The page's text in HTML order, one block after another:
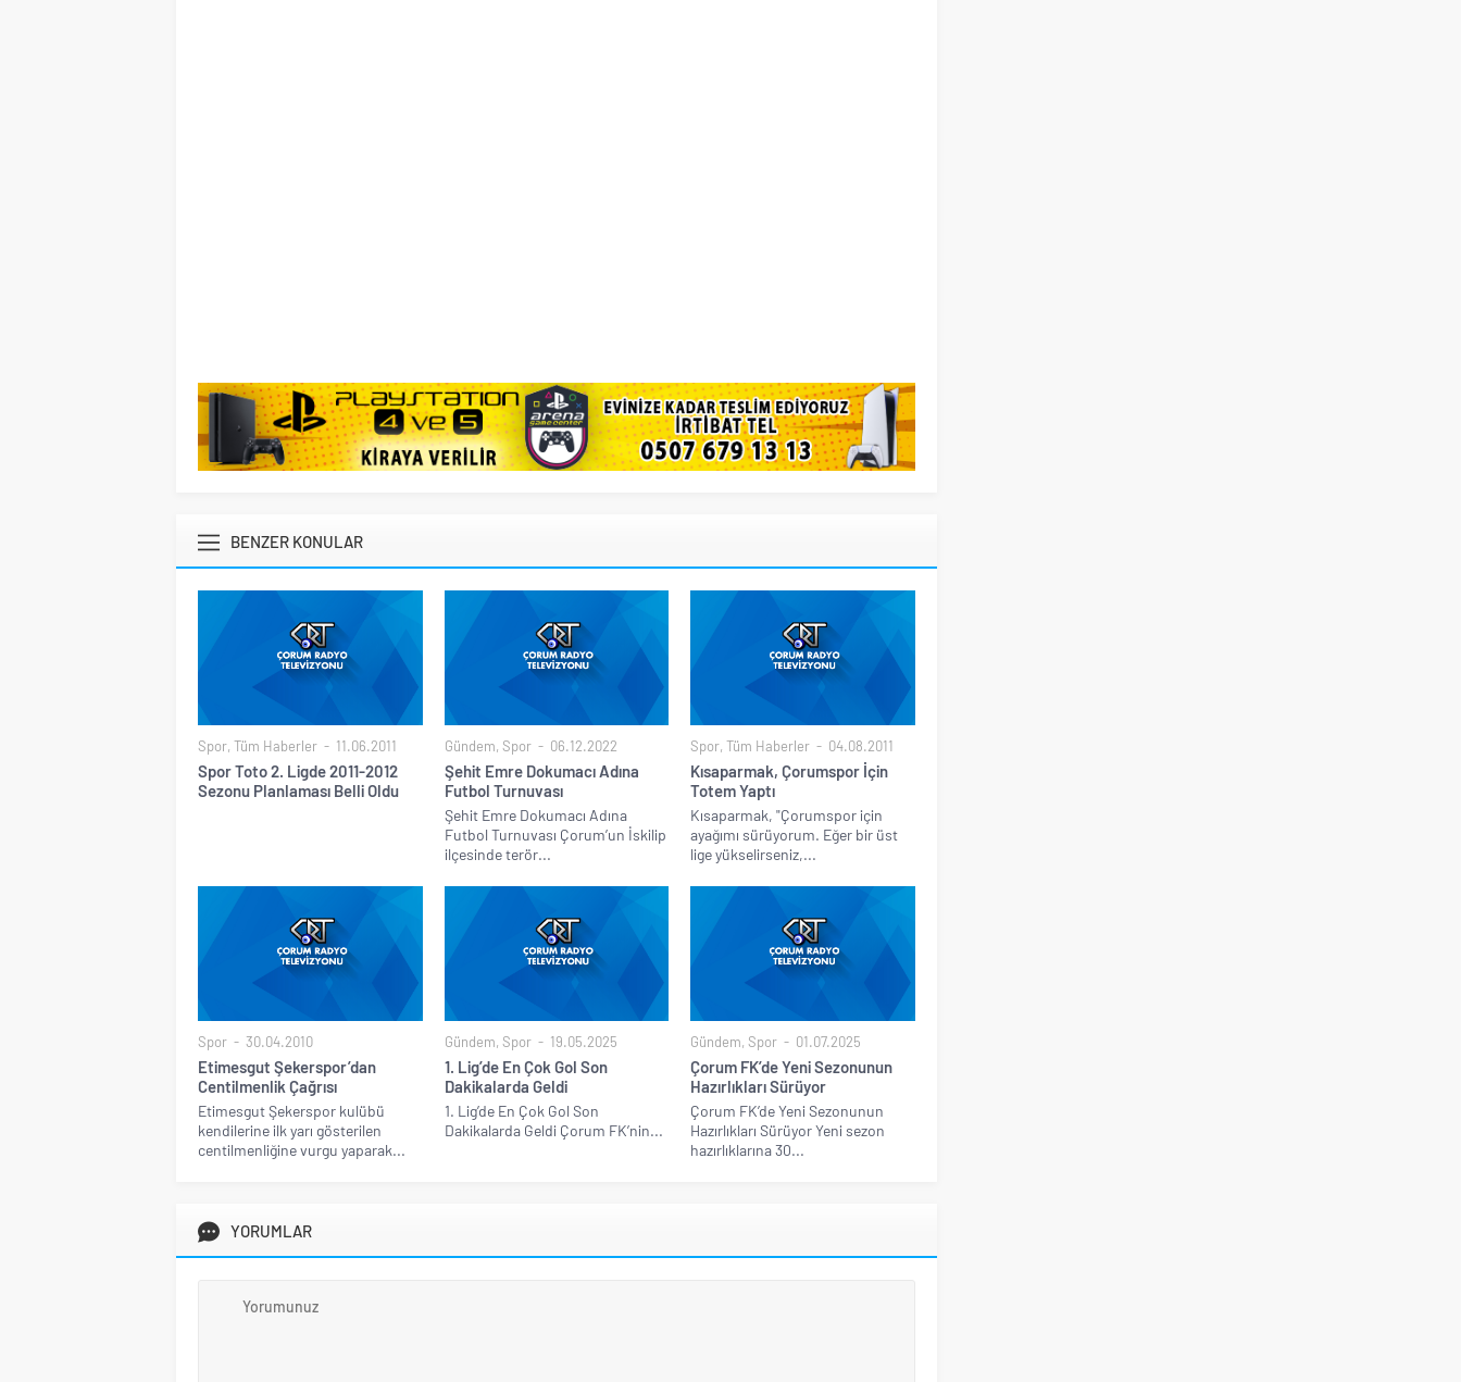
BENZER KONULAR
Spor, Tüm Haberler 11.06.2011
Spor Toto 2. Ligde 2011-2012
Sezonu Planlaması Belli Oldu
Gündem, Spor 06.12.2022
Şehit Emre Dokumacı Adına
Futbol Turnuvası
Şehit Emre Dokumacı Adına
Futbol Turnuvası Çorum’un İskilip
ilçesinde terör...
Spor,Tüm Haberler 04.08.2011
Kısaparmak, Çorumspor İçin
Totem Yaptı
Kısaparmak, "Çorumspor için
ayağımı sürüyorum. Eğer bir üst
lige yükselirseniz,...
Spor 30.04.2010
Etimesgut Şekerspor’dan
Centilmenlik Çağrısı
Etimesgut Şekerspor kulübü
kendilerine ilk yarı gösterilen
centilmenliğine vurgu yaparak...
Gündem, Spor 19.05.2025
1. Lig’de En Çok Gol Son
Dakikalarda Geldi
1. Lig’de En Çok Gol Son
Dakikalarda Geldi Çorum FK’nin...
Gündem,Spor 01.07.2025
Çorum FK’de Yeni Sezonunun
Hazırlıkları Sürüyor
Çorum FK’de Yeni Sezonunun
Hazırlıkları Sürüyor Yeni sezon
hazırlıklarına 30...
YORUMLAR